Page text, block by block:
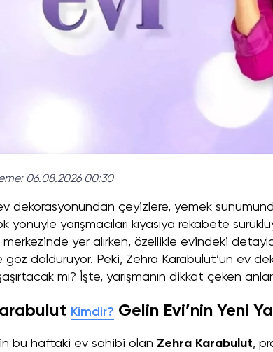
06.08.2026 00:30
dekorasyonundan çeyizlere, yemek
yönüyle yarışmacıları kıyasıya rekabete
merkezinde yer alırken, özellikle evindeki
göz dolduruyor. Peki, Zehra Karabulut’un ev
mı? İşte, yarışmanın dikkat çeken
Kimdir? Gelin Evi’nin Yeni
bu haftaki ev sahibi olan Zehra Karabulut,